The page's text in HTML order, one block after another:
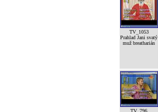
TV_1053
Prahlad Jani svatý
muž breatharián
TV_796